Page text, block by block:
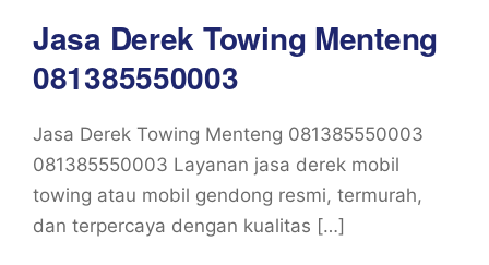
Jasa Derek Towing Menteng
081385550003
Jasa Derek Towing Menteng 081385550003
081385550003 Layanan jasa derek mobil
towing atau mobil gendong resmi, termurah,
dan terpercaya dengan kualitas […]